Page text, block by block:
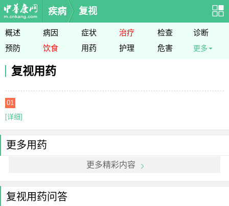
疾病 复视
概述 病因 症状 治疗 检查
诊断
预防
饮食 用药 护理 危害 更多
复视用药
01
[详细]
更多用药
更多精彩内容
复视用药问答